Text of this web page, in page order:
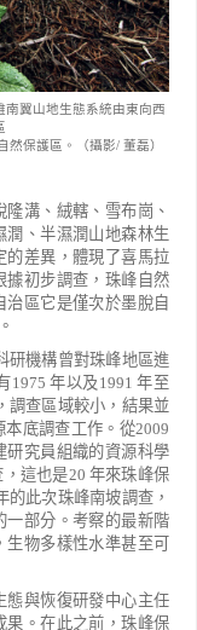
翼山地生態系統由東向西
然保護區。（攝影/ 董磊）
溝、絨轄、雪布崗、
潤、半濕潤山地森林生
的差異，體現了喜馬拉
據初步調查，珠峰自然
治區它是僅次於墨脫自
研機構曾對珠峰地區進
1975年以及 1991年至
調查區域較小，結果並
本底調查工作。從2009
研究員組織的資源科學
這也是20 年來珠峰保
的此次珠峰南坡調查，
一部分。考察的最新階
生物多樣性水準甚至可
態與恢復研發中心主任
果。在此之前，珠峰保